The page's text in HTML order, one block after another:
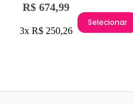
R$ 674,99
3x R$ 250,26
Selecionar